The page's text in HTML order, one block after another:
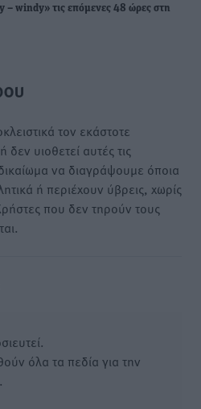
– windy» τις επόμενες 48 ώρες στη
τον εκάστοτε
υιοθετεί αυτές τις
να διαγράψουμε όποια
ή περιέχουν ύβρεις, χωρίς
που δεν τηρούν τους
όλα τα πεδία για την